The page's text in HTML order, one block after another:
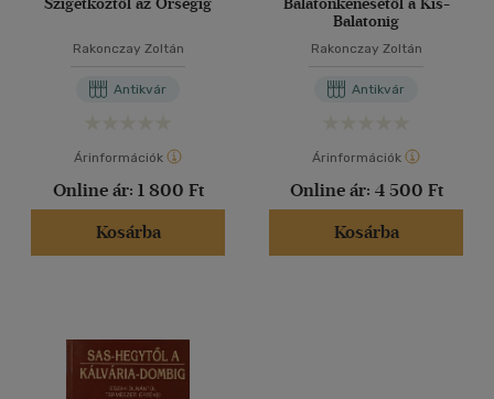
Szigetköztől az Őrségig
Rakonczay Zoltán
Antikvár
Árinformációk
Online ár: 1 800 Ft
Kosárba
Balatonkenesétől a Kis-
Balatonig
Rakonczay Zoltán
Antikvár
Árinformációk
Online ár: 4 500 Ft
Kosárba